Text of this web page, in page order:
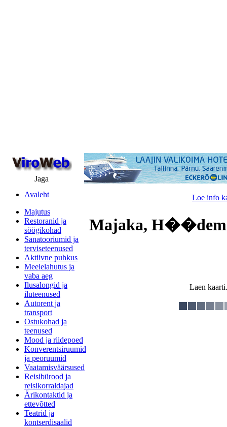
Jaga
Avaleht
Majutus
Restoranid ja
söögikohad
Sanatooriumid ja
terviseteenused
Aktiivne puhkus
Meelelahutus ja
vaba aeg
Ilusalongid ja
iluteenused
Autorent ja
transport
Ostukohad ja
teenused
Mood ja riidepoed
Konverentsiruumid
ja peoruumid
Vaatamisväärsused
Reisibürood ja
reisikorraldajad
Ärikontaktid ja
ettevõtted
Teatrid ja
kontserdisaalid
Loe info
Majaka,
Laen